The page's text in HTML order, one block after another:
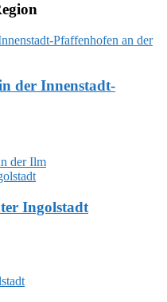
der Innenstadt-
der Ilm
Ingolstadt